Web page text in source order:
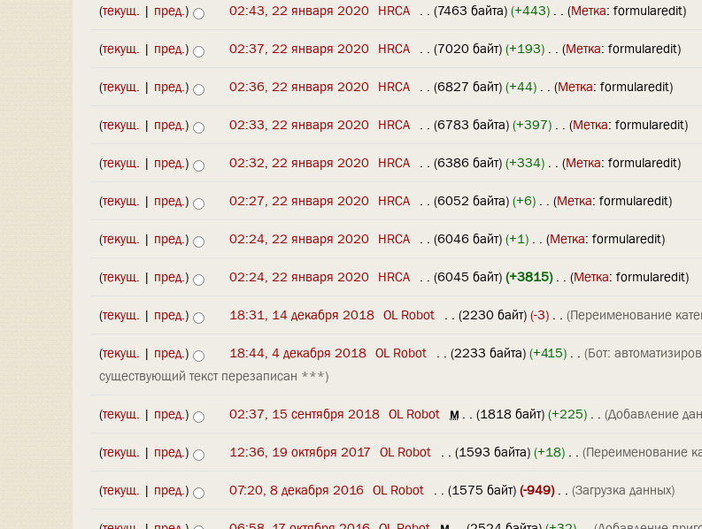
(текущ. | пред.) 02:43, 22 января 2020 HRCA . . (7463 байта) (+443) . . (Метка:formularedit)
(текущ. | пред.) 02:37, 22 января 2020 HRCA . . (7020 байт) (+193) . . (Метка:formularedit)
(текущ. | пред.) 02:36, 22 января 2020 HRCA . . (6827 байт) (+44) . . (Метка:formularedit)
(текущ. | пред.) 02:33, 22 января 2020 HRCA . . (6783 байта) (+397) . . (Метка:formularedit)
(текущ. | пред.) 02:32, 22 января 2020 HRCA . . (6386 байт) (+334) . . (Метка:formularedit)
(текущ. | пред.) 02:27, 22 января 2020 HRCA . . (6052 байта) (+6) . . (Метка:formularedit)
(текущ. | пред.) 02:24, 22 января 2020 HRCA . . (6046 байт) (+1) . . (Метка:formularedit)
(текущ. | пред.) 02:24, 22 января 2020 HRCA . . (6045 байт) (+3815)‎ . . (Метка:formularedit)
(текущ. | пред.) 18:31, 14 декабря 2018 OL Robot . . (2230 байт) (-3) . . (Переименование
(текущ. | пред.) 18:44, 4 декабря 2018 OL Robot . . (2233 байта) (+415) . . (Бот:
существующий текст перезаписан ***)
(текущ. | пред.) 02:37, 15 сентября 2018 OL Robot м . . (1818 байт) (+225) . . (Добавление
(текущ. | пред.) 12:36, 19 октября 2017 OL Robot . . (1593 байта) (+18) . . (Переименование
(текущ. | пред.) 07:20, 8 декабря 2016 OL Robot . . (1575 байт) (-949)‎ . . (Загрузка данных)